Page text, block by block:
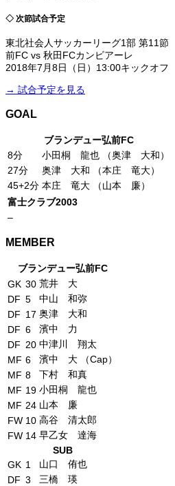
◇ 次節試合予定
東北社会人サッカーリーグ1部 第11
前FC vs 秋田FCカンビアーレ
2018年7月8日（日）13:00キックオ
→ 試合予定を見る
GOAL
ブランデュー弘前FC
8分
小田桐 龍也 （奥津 大和）
27分
奥津 大和 （本庄 竜大）
45+2分 本庄 竜大 （山本 廉）
富士クラブ2003
–
MEMBER
ブランデュー弘前FC
GK 30 荒井 大
DF 5
中山 和弥
DF 17 奥津 大和
DF 6
濱中 力
DF 20 中津川 翔太
MF 6
濱中 大 （Cap）
MF 8
下村 和真
MF 19 小田桐 龍也
MF 24 山本 廉
FW 10 高谷 清太郎
FW 14 早乙女 達海
SUB
GK 1
山口 侑也
DF 3
三橋 瑛